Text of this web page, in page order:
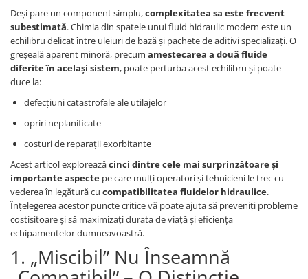
Deși pare un component simplu,complexitatea sa este frecvent
subestimată. Chimia din spatele unui fluid hidraulic modern este un
echilibru delicat între uleiuri de bază și pachete de aditivi specializați. O
greșeală aparent minoră, precum amestecarea a două fluide
diferite în același sistem, poate perturba acest echilibru și poate
duce la:
defecțiuni catastrofale ale utilajelor
opriri neplanificate
costuri de reparații exorbitante
Acest articol exploreazăcinci dintre cele mai surprinzătoare și
importante aspecte pe care mulți operatori și tehnicieni le trec cu
vederea în legătură cu compatibilitatea fluidelor hidraulice.
Înțelegerea acestor puncte critice vă poate ajuta să preveniți probleme
costisitoare și să maximizați durata de viață și eficiența
echipamentelor dumneavoastră.
1. „Miscibil” Nu Înseamnă